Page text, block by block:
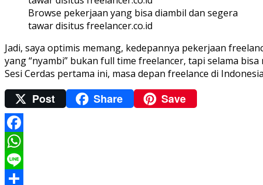
Browse pekerjaan yang bisa diambil dan segera
tawar disitus freelancer.co.id
Jadi, saya optimis memang, kedepannya pekerjaan
yang “nyambi” bukan full time freelancer, tapi selama
Sesi Cerdas pertama ini, masa depan freelance di
Post Share Save
Facebook
WhatsApp
Line